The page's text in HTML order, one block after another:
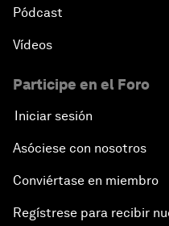
Pódcast
Vídeos
Participe en el Foro
Iniciar sesión
Asóciese con nosotros
Conviértase en miembro
Regístrese para recibir